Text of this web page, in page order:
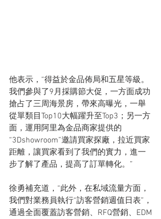
他表示，“得益於金品佈局和五星等級。
我們參與了9月採購節大促，一方面成功
搶占了三周海景房，帶來高曝光，一舉
從單類目Top10大幅躍升至Top3；另一方
面，運用阿里為金品商家提供的
“3Dshowroom”邀請買家探廠，拉近買家
距離，讓買家看到了我們的實力，進一
步了解了產品，提高了訂單轉化。”
徐勇補充道，“此外，在私域流量方面，
我們對業務員執行“訪客營銷週值日表”，
通過全面覆蓋訪客營銷、RFQ營銷、EDM